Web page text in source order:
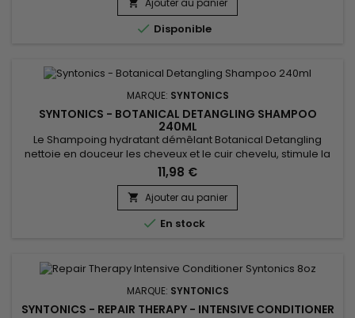
l'irritation.&nbsp; Le Miel, le beurre de Karité et de Cacao
ajoutent de...

 Disponible
MARQUE: SYNTONICS
SYNTONICS - BOTANICAL DETANGLING SHAMPOO
240ML
Le Shampoing hydratant démêlant Botanical Detangling
nettoie en douceur les cheveux et le cuir chevelu, stimule la
pousse, hydrate en profondeur, démêle en douceur, répare
et apporte souplesse, douceur, maniabilité et brillance.
Enrichi en extrait d’arbre à thé, en aloe vera, en jus de citron,
le shampoing hydratant démêlant de Syntonics Nettoie en...
11,98 €
 Ajouter au panier
 En stock
MARQUE: SYNTONICS
SYNTONICS - REPAIR THERAPY - INTENSIVE CONDITIONER